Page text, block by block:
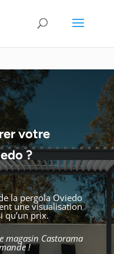
votre
?
la pergola Oviedo
une visualisation
qu’un prix.
magasin Castorama
!